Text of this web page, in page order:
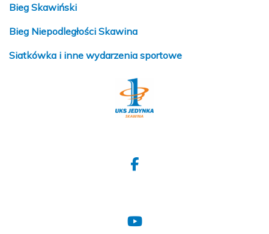
Bieg Skawiński
Bieg Niepodległości Skawina
Siatkówka i inne wydarzenia sportowe